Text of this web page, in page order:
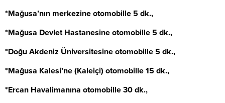
*Mağusa’nın merkezine otomobille 5 dk.,
*Mağusa Devlet Hastanesine otomobille 5 dk.,
*Doğu Akdeniz Üniversitesine otomobille 5 dk.,
*Mağusa Kalesi’ne (Kaleiçi) otomobille 15 dk.,
*Ercan Havalimanına otomobille 30 dk.,